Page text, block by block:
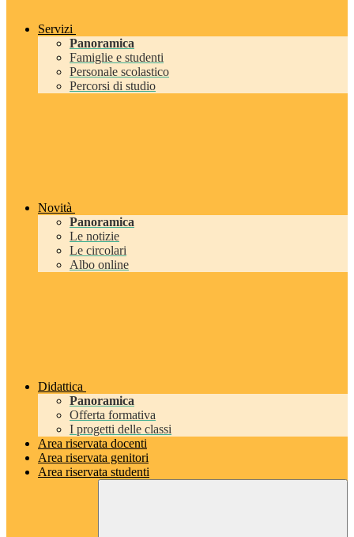
Servizi
Panoramica
Famiglie e studenti
Personale scolastico
Percorsi di studio
Novità
Panoramica
Le notizie
Le circolari
Albo online
Didattica
Panoramica
Offerta formativa
I progetti delle classi
Area riservata docenti
Area riservata genitori
Area riservata studenti